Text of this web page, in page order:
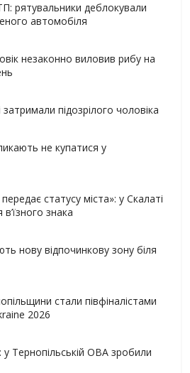
рятувальники деблокували
автомобіля
незаконно виловив рибу на
підозрілого чоловіка
не купатися у
статусу міста»: у Скалаті
в’їзного знака
нову відпочинкову зону біля
стали півфіналістами
2026
Тернопільській ОВА зробили